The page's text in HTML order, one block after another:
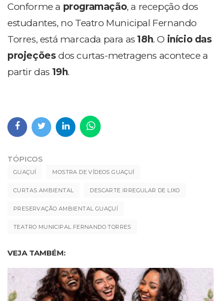
Conforme a programação, a recepção dos
estudantes, no Teatro Municipal Fernando
Torres, está marcada para as18h. O início das
projeções dos curtas-metragens acontece a
partir das 19h.
TÓPICOS
GUAÇUÍ MOSTRA DE VÍDEOS GUAÇUÍ
CURTAS AMBIENTAL DESCARTE IRREGULAR DE LIXO
PRESERVAÇÃO AMBIENTAL GUAÇUÍ
TEATRO MUNICIPAL FERNANDO TORRES
VEJA TAMBÉM: